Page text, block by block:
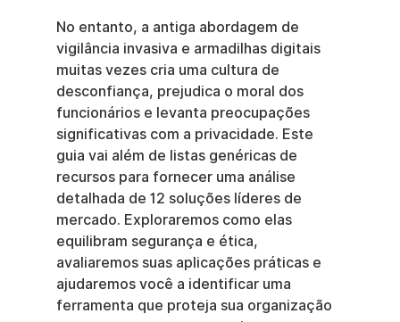
No entanto, a antiga abordagem de
vigilância invasiva e armadilhas digitais
muitas vezes cria uma cultura de
desconfiança, prejudica o moral dos
funcionários e levanta preocupações
significativas com a privacidade. Este
guia vai além de listas genéricas de
recursos para fornecer uma análise
detalhada de 12 soluções líderes de
mercado. Exploraremos como elas
equilibram segurança e ética,
avaliaremos suas aplicações práticas e
ajudaremos você a identificar uma
ferramenta que proteja sua organização